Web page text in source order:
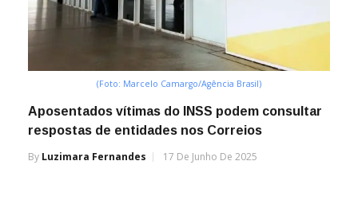
(Foto: Marcelo Camargo/Agência Brasil)
Aposentados vítimas do INSS podem consultar
respostas de entidades nos Correios
By Luzimara Fernandes 17 De Junho De 2025